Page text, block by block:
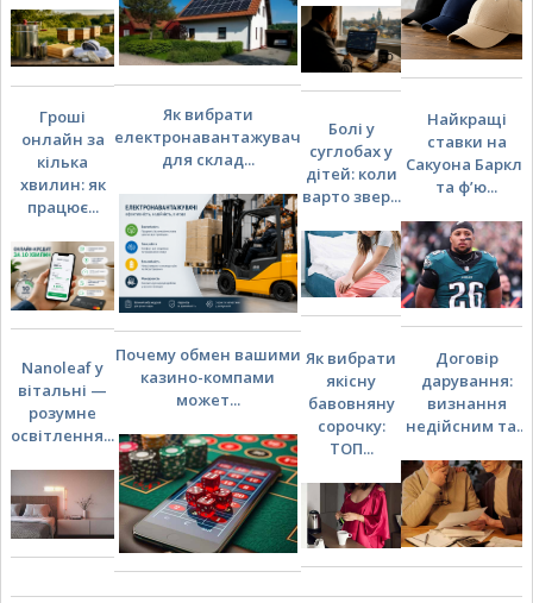
Гроші
онлайн за
кілька
хвилин: як
працює...
Як вибрати
електронавантажувач
для склад...
Болі у
суглобах у
дітей: коли
варто звер...
Найкращі
ставки на
Сакуона Барклі
та ф’ю...
Nanoleaf у
вітальні —
розумне
освітлення...
Почему обмен вашими
казино-компами
может...
Як вибрати
якісну
бавовняну
сорочку:
ТОП...
Договір
дарування:
визнання
недійсним та...